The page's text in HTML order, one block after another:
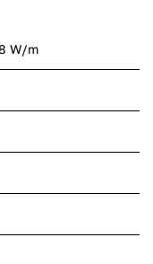
W/m